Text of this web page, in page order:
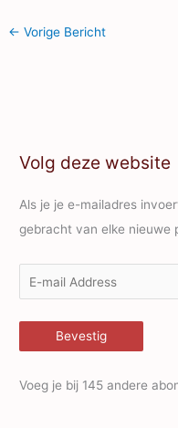
← Vorige Bericht
Volg deze website
Als je je e-mailadres
gebracht van elke nieuwe
-
m
a
Bevestig
Voeg je bij 145 andere